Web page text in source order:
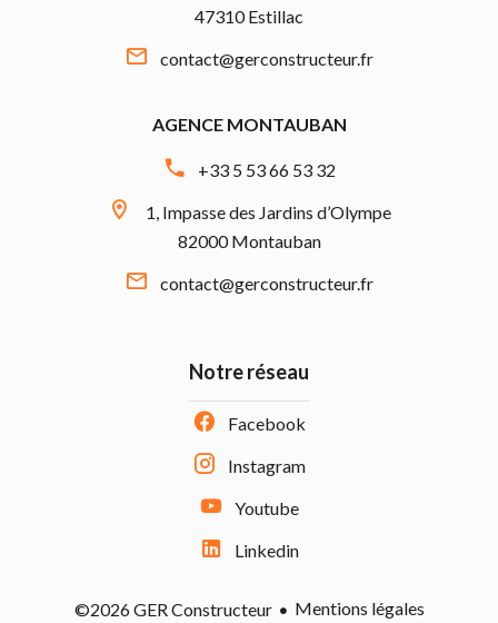
47310 Estillac
contact@gerconstructeur.fr
AGENCE MONTAUBAN
+33 5 53 66 53 32
1, Impasse des Jardins d’Olympe
82000 Montauban
contact@gerconstructeur.fr
Notre réseau
Facebook
Instagram
Youtube
Linkedin
©2026 GER Constructeur Mentions légales